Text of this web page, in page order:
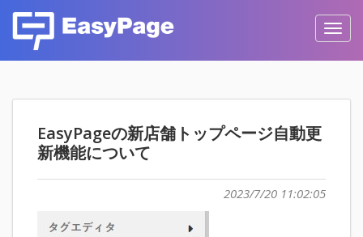
EasyPageの新店舗トップページ自動更
新機能について
2023/7/20 11:02:05